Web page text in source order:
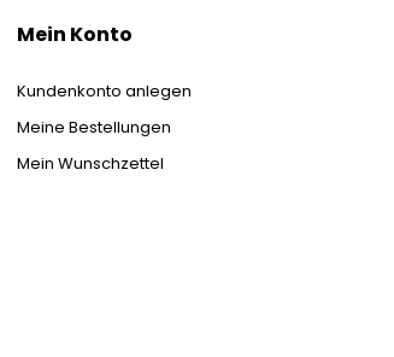
Mein Konto
Kundenkonto anlegen
Meine Bestellungen
Mein Wunschzettel